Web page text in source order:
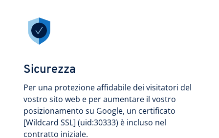
Sicurezza
Per una protezione affidabile dei visitatori del
vostro sito web e per aumentare il vostro
posizionamento su Google, un certificato
[Wildcard SSL] (uid:30333) è incluso nel
contratto iniziale.